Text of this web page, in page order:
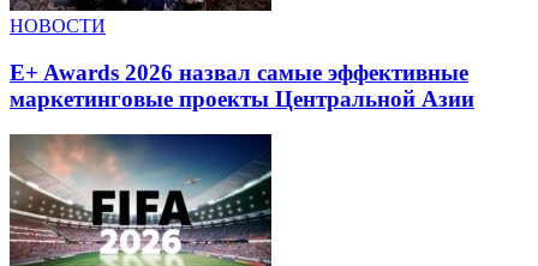
НОВОСТИ
E+ Awards 2026 назвал самые эффективные
маркетинговые проекты Центральной Азии